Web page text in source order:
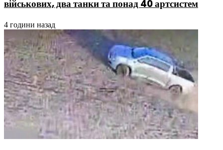
військових, два танки та понад 40 артсистем
4 години назад